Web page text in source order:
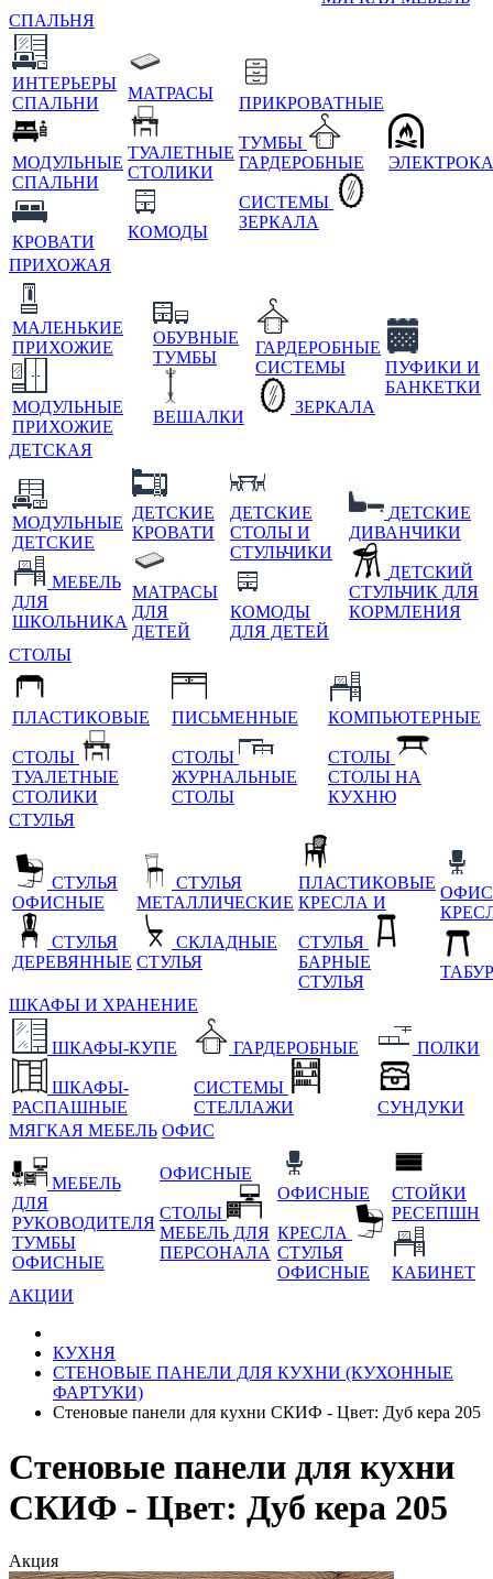
СПАЛЬНЯ
ИНТЕРЬЕРЫ
СПАЛЬНИ
МОДУЛЬНЫЕ
СПАЛЬНИ
КРОВАТИ
МАТРАСЫ
ТУАЛЕТНЫЕ
СТОЛИКИ
КОМОДЫ
ПРИКРОВАТНЫЕ
ТУМБЫ
ГАРДЕРОБНЫЕ
СИСТЕМЫ
ЗЕРКАЛА
ПРИХОЖАЯ
МАЛЕНЬКИЕ
ПРИХОЖИЕ
МОДУЛЬНЫЕ
ПРИХОЖИЕ
ОБУВНЫЕ
ТУМБЫ
ВЕШАЛКИ
ГАРДЕРОБНЫЕ
СИСТЕМЫ
ЗЕРКАЛА
ПУФИКИ И
БАНКЕТКИ
ДЕТСКАЯ
МОДУЛЬНЫЕ
ДЕТСКИЕ
МЕБЕЛЬ
ДЛЯ
ШКОЛЬНИКА
ДЕТСКИЕ
КРОВАТИ
МАТРАСЫ
ДЛЯ
ДЕТЕЙ
ДЕТСКИЕ
СТОЛЫ И
СТУЛЬЧИКИ
КОМОДЫ
ДЛЯ ДЕТЕЙ
ДЕТСКИЕ
ДИВАНЧИКИ
ДЕТСКИЙ
СТУЛЬЧИК ДЛЯ
КОРМЛЕНИЯ
СТОЛЫ
ПЛАСТИКОВЫЕ
СТОЛЫ
ТУАЛЕТНЫЕ
СТОЛИКИ
ПИСЬМЕННЫЕ
СТОЛЫ
ЖУРНАЛЬНЫЕ
СТОЛЫ
КОМПЬЮТЕРНЫЕ
СТОЛЫ
СТОЛЫ НА
КУХНЮ
СТУЛЬЯ
СТУЛЬЯ
ОФИСНЫЕ
СТУЛЬЯ
ДЕРЕВЯННЫЕ
СТУЛЬЯ
МЕТАЛЛИЧЕСКИЕ
СКЛАДНЫЕ
СТУЛЬЯ
ПЛАСТИКОВЫЕ
КРЕСЛА И
СТУЛЬЯ
БАРНЫЕ
СТУЛЬЯ
ШКАФЫ И ХРАНЕНИЕ
ШКАФЫ-КУПЕ
ШКАФЫ-
РАСПАШНЫЕ
ГАРДЕРОБНЫЕ
СИСТЕМЫ
СТЕЛЛАЖИ
ПОЛКИ
СУНДУКИ
МЯГКАЯ МЕБЕЛЬ ОФИС
МЕБЕЛЬ
ДЛЯ
РУКОВОДИТЕЛЯ
ТУМБЫ
ОФИСНЫЕ
ОФИСНЫЕ
СТОЛЫ
МЕБЕЛЬ ДЛЯ
ПЕРСОНАЛА
ОФИСНЫЕ
КРЕСЛА
СТУЛЬЯ
ОФИСНЫЕ
СТОЙКИ
РЕСЕПШН
КАБИНЕТ
АКЦИИ
КУХНЯ
СТЕНОВЫЕ ПАНЕЛИ ДЛЯ КУХНИ (КУХОННЫЕ
ФАРТУКИ)
Стеновые панели для кухни СКИФ - Цвет: Дуб кера 205
Стеновые панели для кухни
СКИФ - Цвет: Дуб кера 205
Акция